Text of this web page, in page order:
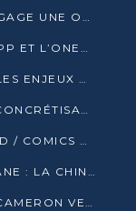
DETTE PUBLIQUE : BRAZZAVILLE ENGAGE UNE OPÉRATION DE RACHAT DE 575 MILLIONS DE DOLLARS
GOUVERNANCE FINANCIÈRE : LA DGPP ET L’ONEC-C VERS UN PARTENARIAT POUR ASSAINIR LES ENTREPRISES PUBLIQUES
CONGO TERMINAL SENSIBILISE SUR LES ENJEUX DE LA SANTÉ MENTALE EN
LE SOMMET AFRICA FORWARD : LA CONCRÉTISATION DE PARTENARIATS ÉQUILIBRÉS ET TOURNÉS VERS L’AVENIR ENTRE LE CONTINENT AFRICAIN ET LA FRANCE
NEA ÉDITIONS SACRÉE MEILLEURE BD / COMICS D’AFRIQUE AU KENYA
(MULTIMÉDIA) ZÉRO DROIT DE DOUANE : LA CHINE ET L’AFRIQUE VERS UNE PROXIMITÉ SANS PRÉCÉDENT (PAPIER GÉNÉRAL)
LANGUES NATIONALES ET IA : IGOR CAMERON VEUT ARRIMER LA STRATÉGIE IA À LA LOI SUR LA RECHERCHE